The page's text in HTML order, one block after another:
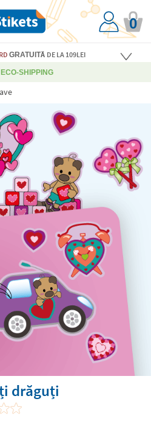
0
GRATUITĂ DE LA 109LEI
SHIPPING
drăguți